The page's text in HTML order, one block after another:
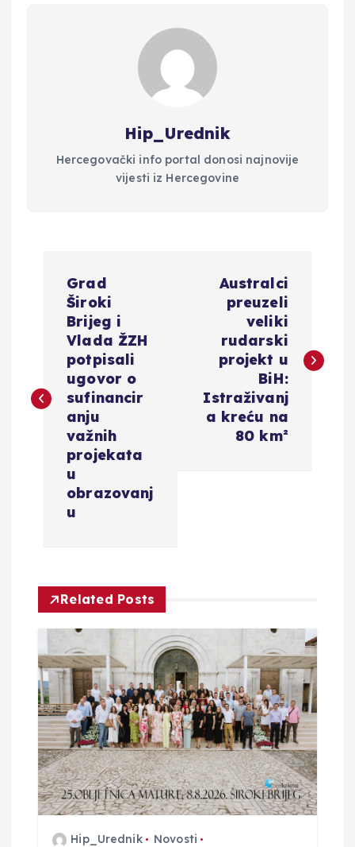
Hip_Urednik
Hercegovački info portal donosi najnovije
vijesti iz Hercegovine
i
a
o
b
a
v
Grad
Široki
Brijeg i
Vlada ŽZH
potpisali
ugovor o
sufinancir
anju
važnih
projekata
u
obrazovanj
u
Australci
preuzeli
veliki
rudarski
projekt u
BiH:
Istraživanj
a kreću na
80 km²
Related Posts
Hip_Urednik
Novosti